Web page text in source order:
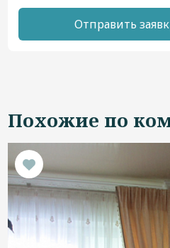
Отправить
Похожие по